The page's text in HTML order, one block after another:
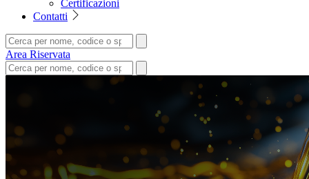
Certificazioni
Contatti
Area Riservata